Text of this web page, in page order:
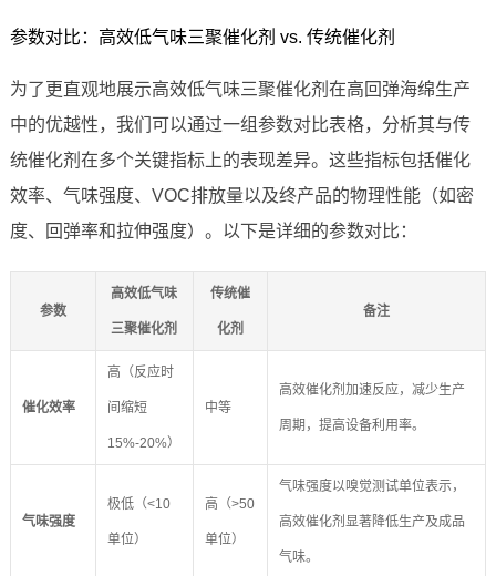
参数对比：高效低气味三聚催化剂 vs. 传统催化剂
为了更直观地展示高效低气味三聚催化剂在高回弹海绵生产
中的优越性，我们可以通过一组参数对比表格，分析其与传
统催化剂在多个关键指标上的表现差异。这些指标包括催化
效率、气味强度、VOC排放量以及终产品的物理性能（如密
度、回弹率和拉伸强度）。以下是详细的参数对比：
参数
高效低气味
三聚催化剂
传统催
化剂
备注
催化效率
高（反应时
间缩短
15%-20%）
中等
高效催化剂加速反应，减少生产
周期，提高设备利用率。
气味强度
极低（<10
单位）
高（>50
单位）
气味强度以嗅觉测试单位表示，
高效催化剂显著降低生产及成品
气味。